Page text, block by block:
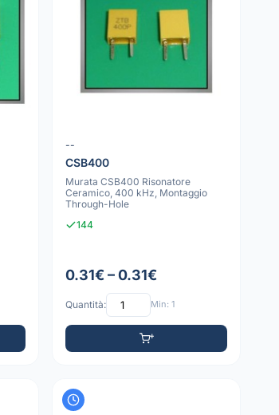
--
CSB400
Murata CSB400 Risonatore
Ceramico, 400 kHz, Montaggio
Through-Hole
144
0.31€ – 0.31€
Quantità: Min: 1